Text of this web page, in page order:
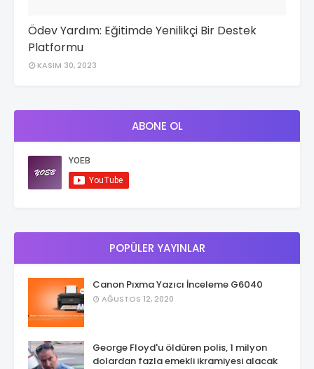
Ödev Yardım: Eğitimde Yenilikçi Bir Destek
Platformu
KASIM 30, 2023
ABONE OL
POPÜLER YAYINLAR
Canon Pıxma Yazıcı İnceleme G6040
AĞUSTOS 12, 2020
George Floyd'u öldüren polis, 1 milyon
dolardan fazla emekli ikramiyesi alacak